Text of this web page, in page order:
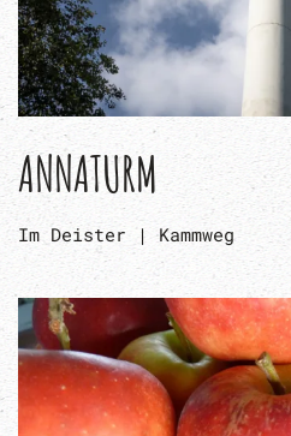
ANNATURM
Im Deister | Kammweg